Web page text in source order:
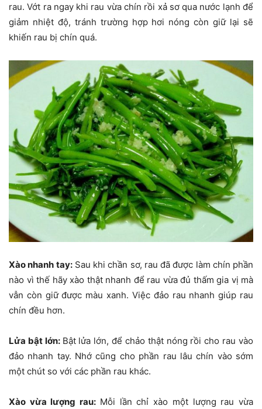
rau. Vớt ra ngay khi rau vừa chín rồi xả sơ qua nước lạnh để
giảm nhiệt độ, tránh trường hợp hơi nóng còn giữ lại sẽ
khiến rau bị chín quá.
Xào nhanh tay:Sau khi chần sơ, rau đã được làm chín phần
nào vì thế hãy xào thật nhanh để rau vừa đủ thấm gia vị mà
vẫn còn giữ được màu xanh. Việc đảo rau nhanh giúp rau
chín đều hơn.
Lửa bật lớn: Bật lửa lớn, để chảo thật nóng rồi cho rau vào
đảo nhanh tay. Nhớ cũng cho phần rau lâu chín vào sớm
một chút so với các phần rau khác.
Xào vừa lượng rau: Mỗi lần chỉ xào một lượng rau vừa